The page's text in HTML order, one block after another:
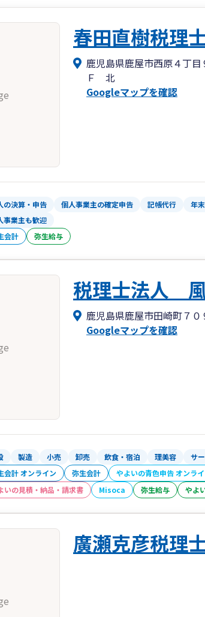
春田直樹税理
鹿児島県鹿屋市西原４丁
Ｆ 北
Googleマップを確認
の決算・申告 個人事業主の確定申告 記帳代行 年
事業主も歓迎
会計 弥生給与
税理士法人
鹿児島県鹿屋市田崎町７０
Googleマップを確認
製造 小売 卸売 飲食・宿泊 理美容 サ
会計 オンライン 弥生会計 やよいの青色申告 オンラ
いの見積・納品・請求書
Misoca 弥生給与 やよ
廣瀬克彦税理